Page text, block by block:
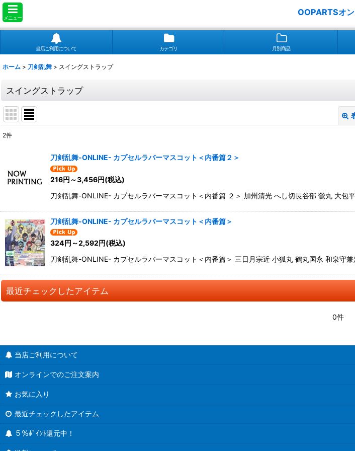
メニュー
OOPARTSオ
当店ご利用について カテゴリ 月別商品
ホーム > 刀剣乱舞 > スイングストラップ
スイングストラップ
並び順
絞り込む
2件
刀剣乱舞-ONLINE- カプセルラバーマスコット＜内番篇２＞
216円 ～3,456円(税込)
刀剣乱舞-ONLINE- カプセルラバーマスコット＜内番篇 ２＞ 加州清光 へし切長谷部 鶯丸 大包
刀剣乱舞-ONLINE- カプセルラバーマスコット＜内番篇＞
324円 ～2,592円(税込)
刀剣乱舞-ONLINE- カプセルラバーマスコット＜内番篇＞ 三日月宗近 小狐丸 鶴丸国永 和泉守
最近チェックしたアイテム
0件
当店ご利用について
オンラインでのご注文案内
お気に入り
最近チェックしたアイテム
５％ﾎﾟｲﾝﾄ還元中！